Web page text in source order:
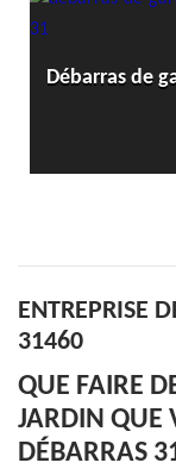
Débarras de
ENTREPRISE
31460
QUE FAIRE
JARDIN QUE
DÉBARRAS